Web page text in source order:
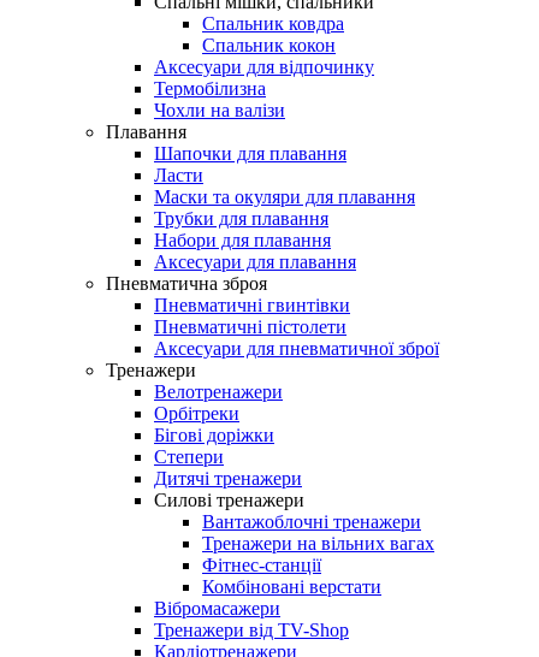
Спальник ковдра
Спальник кокон
Аксесуари для відпочинку
Термобілизна
Чохли на валізи
Плавання
Шапочки для плавання
Ласти
Маски та окуляри для плавання
Трубки для плавання
Набори для плавання
Аксесуари для плавання
Пневматична зброя
Пневматичні гвинтівки
Пневматичні пістолети
Аксесуари для пневматичної зброї
Тренажери
Велотренажери
Орбітреки
Бігові доріжки
Степери
Дитячі тренажери
Силові тренажери
Вантажоблочні тренажери
Тренажери на вільних вагах
Фітнес-станції
Комбіновані верстати
Вібромасажери
Тренажери від TV-Shop
Кардіотренажери